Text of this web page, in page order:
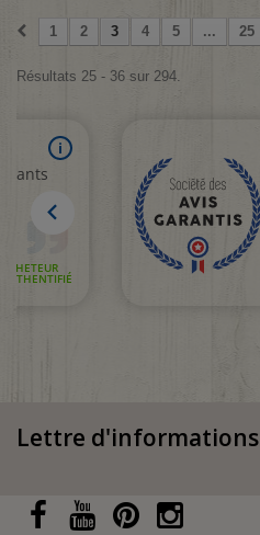
1 2 3 4 5 ... 25
Résultats 25 - 36 sur 294.
Lettre d'informations